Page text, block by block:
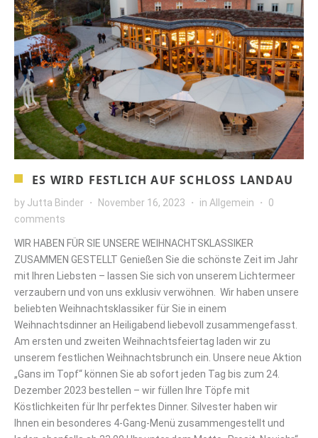
ES WIRD FESTLICH AUF SCHLOSS LANDAU
by Jutta Binder November 16, 2023 in Allgemein
0
comments
WIR HABEN FÜR SIE UNSERE WEIHNACHTSKLASSIKER
ZUSAMMEN GESTELLT Genießen Sie die schönste Zeit im Jahr
mit Ihren Liebsten – lassen Sie sich von unserem Lichtermeer
verzaubern und von uns exklusiv verwöhnen. Wir haben unsere
beliebten Weihnachtsklassiker für Sie in einem
Weihnachtsdinner an Heiligabend liebevoll zusammengefasst.
Am ersten und zweiten Weihnachtsfeiertag laden wir zu
unserem festlichen Weihnachtsbrunch ein. Unsere neue Aktion
„Gans im Topf“ können Sie ab sofort jeden Tag bis zum 24.
Dezember 2023 bestellen – wir füllen Ihre Töpfe mit
Köstlichkeiten für Ihr perfektes Dinner. Silvester haben wir
Ihnen ein besonderes 4-Gang-Menü zusammengestellt und